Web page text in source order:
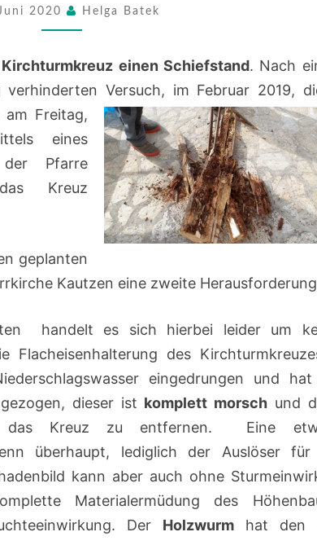
–
2020 Helga Batek
Kirchturmkreuz einen Schiefstand. Nach
Versuch, im Februar 2019,
am Freitag,
eines
Pfarre
Kreuz
geplanten
Kautzen eine zweite
handelt es sich hierbei leider um
Flacheisenhalterung des
eingedrungen und
dieser ist komplett morschund
Kreuz zu entfernen. Eine
überhaupt, lediglich der Auslöser für
kann aber auch ohne
Materialermüdung des
Der Holzwurm hat den